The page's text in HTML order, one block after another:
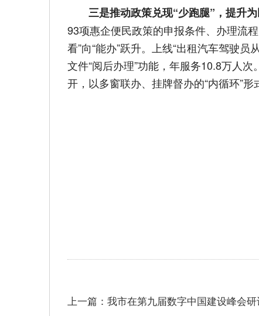
三是推动政策兑现“少跑腿”，提升为
93项惠企便民政策的申报条件、办理流
看”向“能办”跃升。上线“出租汽车驾驶
文件“阅后办理”功能，年服务10.8万人
开，以多窗联办、挂牌督办的“内循环”形
上一篇：我市在第九届数字中国建设峰会